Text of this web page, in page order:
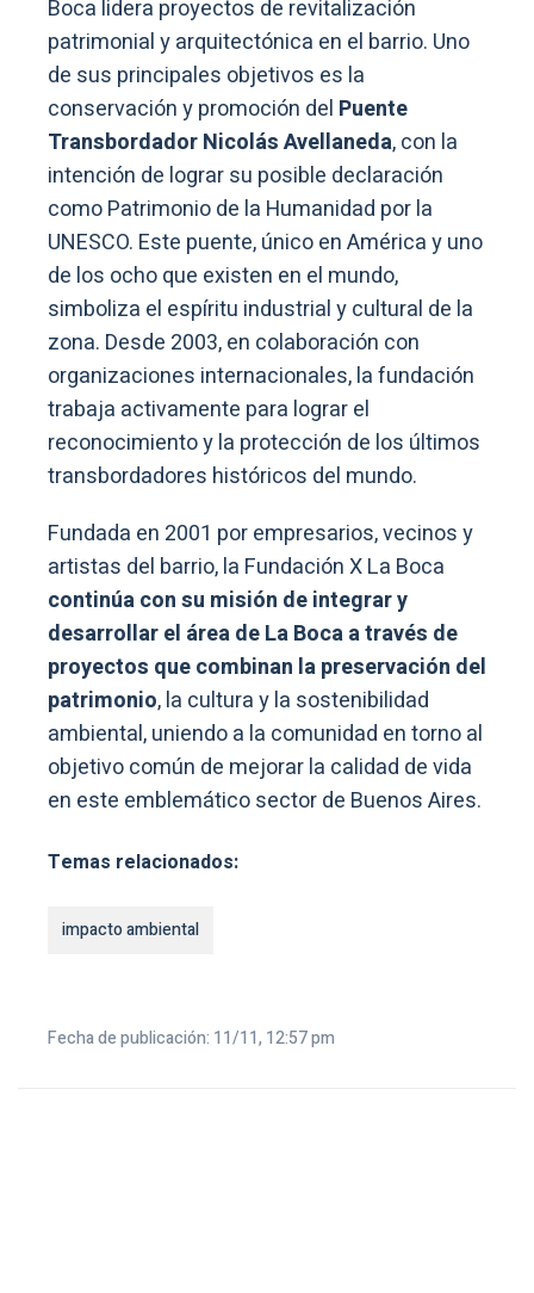
Boca lidera proyectos de revitalización
patrimonial y arquitectónica en el barrio. Uno
de sus principales objetivos es la
conservación y promoción del Puente
Transbordador Nicolás Avellaneda, con la
intención de lograr su posible declaración
como Patrimonio de la Humanidad por la
UNESCO. Este puente, único en América y uno
de los ocho que existen en el mundo,
simboliza el espíritu industrial y cultural de la
zona. Desde 2003, en colaboración con
organizaciones internacionales, la fundación
trabaja activamente para lograr el
reconocimiento y la protección de los últimos
transbordadores históricos del mundo.
Fundada en 2001 por empresarios, vecinos y
artistas del barrio, la Fundación X La Boca
continúa con su misión de integrar y
desarrollar el área de La Boca a través de
proyectos que combinan la preservación del
patrimonio, la cultura y la sostenibilidad
ambiental, uniendo a la comunidad en torno al
objetivo común de mejorar la calidad de vida
en este emblemático sector de Buenos Aires.
Temas relacionados:
impacto ambiental
Fecha de publicación: 11/11, 12:57 pm